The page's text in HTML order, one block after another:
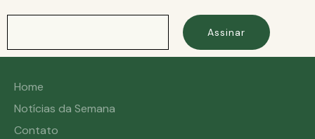
Assinar
Home
Notícias da Semana
Contato